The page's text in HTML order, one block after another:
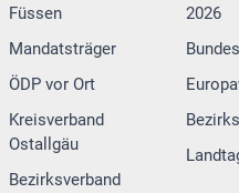
Füssen
Mandatsträger
ÖDP vor Ort
Kreisverband
Ostallgäu
Bezirksverband
2026